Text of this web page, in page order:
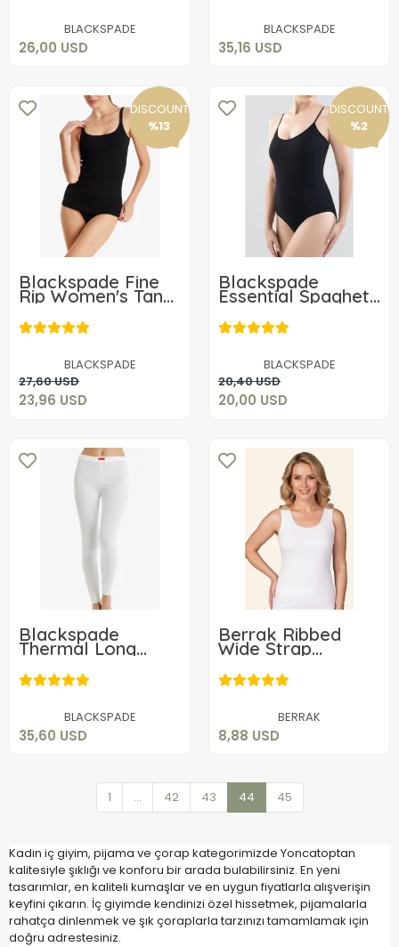
BLACKSPADE
26,00 USD
BLACKSPADE
35,16 USD
DISCOUNT
%13
Blackspade Fine
Rip Women's Tank
Top 1615
BLACKSPADE
27,60 USD
23,96 USD
23,96 USD
Add to cart
DISCOUNT
%2
Blackspade
Essential Spaghetti
Body 1980
BLACKSPADE
20,40 USD
20,00 USD
20,00 USD
Add to cart
Blackspade
Thermal Long
Pants 1264
BLACKSPADE
35,60 USD
35,60 USD
Berrak Ribbed
Wide Strap
Women's Tank Top
2020
BERRAK
8,88 USD
8,88 USD
1 ... 42 43 44 45
Kadın iç giyim, pijama ve çorap kategorimizde Yoncatoptan
kalitesiyle şıklığı ve konforu bir arada bulabilirsiniz. En yeni
tasarımlar, en kaliteli kumaşlar ve en uygun fiyatlarla alışverişin
keyfini çıkarın. İç giyimde kendinizi özel hissetmek, pijamalarla
rahatça dinlenmek ve şık çoraplarla tarzınızı tamamlamak için
doğru adrestesiniz.